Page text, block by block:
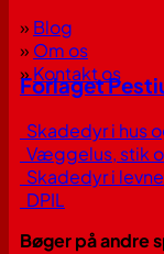
» Blog
» Om os
»Kontakt os
Forlaget
Skadedyr i hus
Væggelus, stik
Skadedyr i
DPIL
Bøger på andre